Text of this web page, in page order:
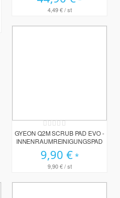
4,49 €/ st
Rating:
0%
GYEON Q2M SCRUB PAD EVO -
INNENRAUMREINIGUNGSPAD
9,90 €
9,90 €/ st